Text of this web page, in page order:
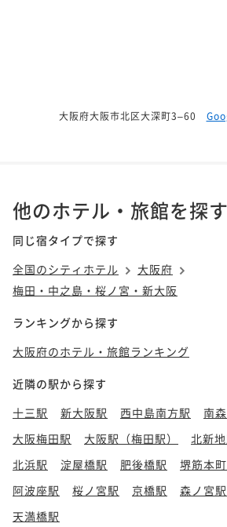
大阪府大阪市北区大深町3–60
他のホテル・旅館を探す
同じ宿タイプで探す
全国のシティホテル
大阪府
梅田・中之島・桜ノ宮・新大阪
ランキングから探す
大阪府のホテル・旅館ランキング
近隣の駅から探す
十三駅
新大阪駅 西中島南方駅 南
大阪梅田駅
大阪駅（梅田駅） 北新
北浜駅
淀屋橋駅 肥後橋駅 堺筋本
阿波座駅
桜ノ宮駅 京橋駅 森ノ宮駅
天満橋駅